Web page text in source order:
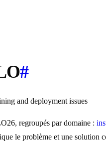
#
regroupés par domaine :
le problème et une solution